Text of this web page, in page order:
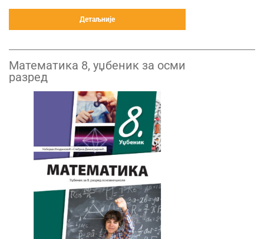
Детаљније
Математика 8, уџбеник за осми
разред